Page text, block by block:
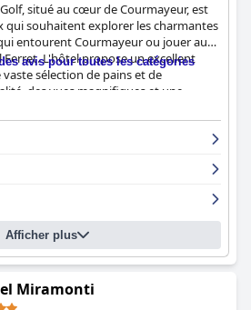
situé au cœur de Courmayeur, est
qui souhaitent explorer les charmantes
entourent Courmayeur ou jouer au
L'hôtel propose un excellent
sélection de pains et de
des vues magnifiques et une
chambres sont généralement
avec des balcons offrant de
pour sa propreté et dispose d'une
entourée d'un beau jardin. Bien que
obsolètes et nécessitent des
le confort et l'élégance, ce qui en fait
personnes à la recherche d'un hôtel
et serviable de l'hôtel, même s'il a
rend le séjour
Néanmoins, certains clients ont noté
pas à la hauteur de la qualité des
avis pour toutes les catégories
Afficher plus
Miramonti